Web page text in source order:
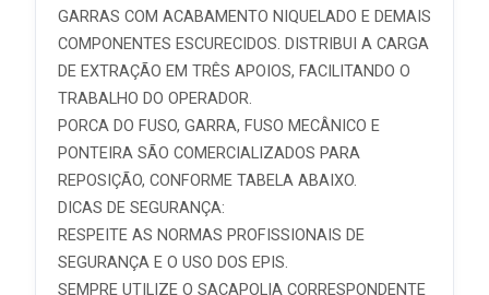
GARRAS COM ACABAMENTO NIQUELADO E DEMAIS
COMPONENTES ESCURECIDOS. DISTRIBUI A CARGA
DE EXTRAÇÃO EM TRÊS APOIOS, FACILITANDO O
TRABALHO DO OPERADOR.
PORCA DO FUSO, GARRA, FUSO MECÂNICO E
PONTEIRA SÃO COMERCIALIZADOS PARA
REPOSIÇÃO, CONFORME TABELA ABAIXO.
DICAS DE SEGURANÇA:
RESPEITE AS NORMAS PROFISSIONAIS DE
SEGURANÇA E O USO DOS EPIS.
SEMPRE UTILIZE O SACAPOLIA CORRESPONDENTE